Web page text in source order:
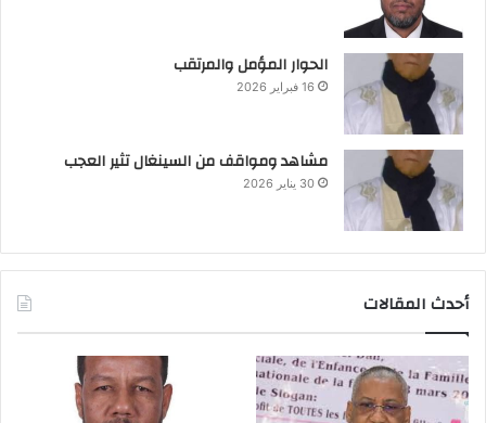
الحوار المؤمل والمرتقب
16 فبراير 2026
مشاهد ومواقف من السينغال تثير العجب
30 يناير 2026
أحدث المقالات